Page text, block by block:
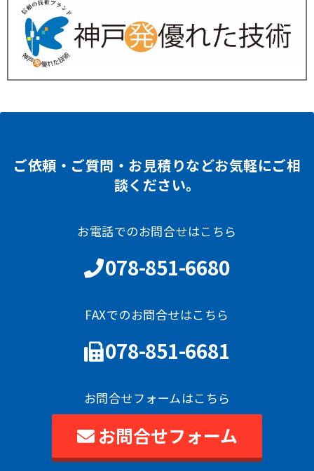
ご依頼・ご質問・お見積りなどお気軽にご相
談ください。
お電話でのお問合せはこちら
078-851-6680
FAXでのお問合せはこちら
078-851-6681
お問合せフォームはこちら
お問合せフォーム